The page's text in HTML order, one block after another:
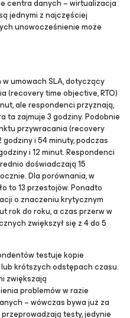
centra danych – wirtualizacja
jednymi z najczęściej
unowocześnienie może
umowach SLA, dotyczący
(recovery time objective, RTO)
ale respondenci przyznają,
ta zajmuje 3 godziny. Podobnie
przywracania (recovery
i 54 minuty, podczas
i 12 minut. Respondenci
doświadczają 15
Dla porównania, w
to 13 przestojów. Ponadto
o znaczeniu krytycznym
rok do roku, a czas przerw w
zwiększył się z 4 do 5
testuje kopie
krótszych odstępach czasu.
zwiększają
problemów w razie
– wówczas bywa już za
testy, jedynie